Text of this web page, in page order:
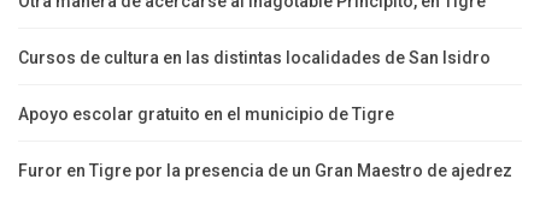
Cursos de cultura en las distintas localidades de San Isidro
Apoyo escolar gratuito en el municipio de Tigre
Furor en Tigre por la presencia de un Gran Maestro de ajedrez